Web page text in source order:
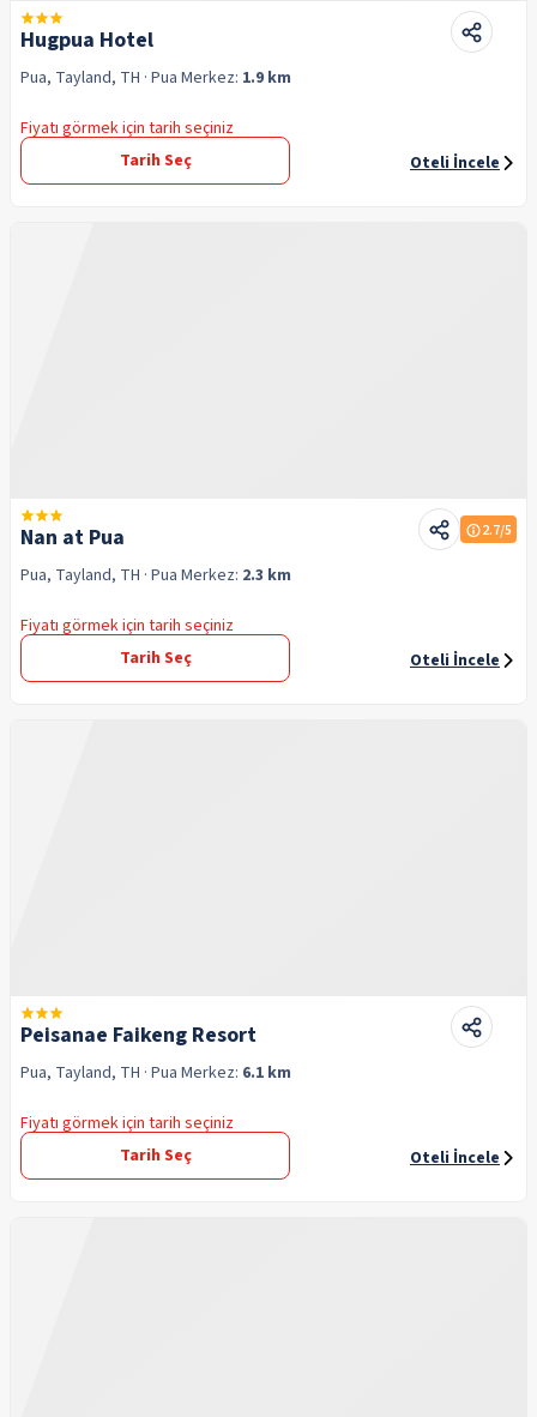
Hugpua Hotel
Pua, Tayland, TH · Pua Merkez: 1.9 km
Fiyatı görmek için tarih seçiniz
Tarih Seç
Oteli İncele
Nan at Pua 2.7/5
Pua, Tayland, TH · Pua Merkez: 2.3 km
Fiyatı görmek için tarih seçiniz
Tarih Seç
Oteli İncele
Peisanae Faikeng Resort
Pua, Tayland, TH · Pua Merkez: 6.1 km
Fiyatı görmek için tarih seçiniz
Tarih Seç
Oteli İncele